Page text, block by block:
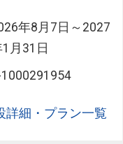
ーダー 9:30）
ぴきになる場合が
イル
年8月7日～2027
月31日
詳細・プラン一覧